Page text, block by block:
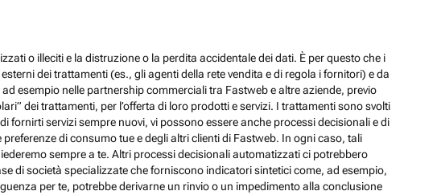
o illeciti e la distruzione o la perdita accidentale dei dati. È per questo che i
dei trattamenti (es., gli agenti della rete vendita e di regola i fornitori) e da
esempio nelle partnership commerciali tra Fastweb e altre aziende, previo
dei trattamenti, per l’offerta di loro prodotti e servizi. I trattamenti sono svolti
servizi sempre nuovi, vi possono essere anche processi decisionali e di
di consumo tue e degli altri clienti di Fastweb. In ogni caso, tali
sempre a te. Altri processi decisionali automatizzati ci potrebbero
di società specializzate che forniscono indicatori sintetici come, ad esempio,
per te, potrebbe derivarne un rinvio o un impedimento alla conclusione